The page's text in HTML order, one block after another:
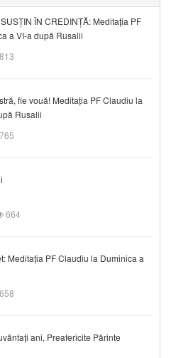
ÎN CREDINȚĂ: Meditația PF
a VI-a după Rusalii
813
fie vouă! Meditația PF Claudiu la
Rusalii
765
664
Meditația PF Claudiu la Duminica a
658
ani, Preafericite Părinte